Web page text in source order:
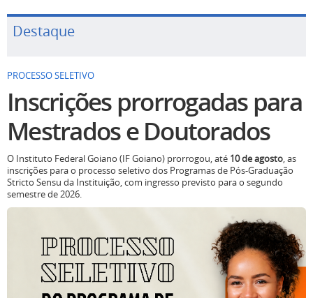
Destaque
PROCESSO SELETIVO
Inscrições prorrogadas para
Mestrados e Doutorados
O Instituto Federal Goiano (IF Goiano) prorrogou, até 10 de agosto, as
inscrições para o processo seletivo dos Programas de Pós-Graduação
Stricto Sensu da Instituição, com ingresso previsto para o segundo
semestre de 2026.